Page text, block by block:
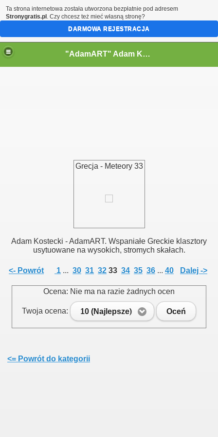
"AdamART" Adam Kostecki Bielsko-Biała - Krajobrazy
Grecja - Meteory 33
Adam Kostecki - AdamART. Wspaniałe Greckie klasztory
usytuowane na wysokich, stromych skałach.
<- Powrót 1 ... 30 31 32 33 34 35 36 ... 40 Dalej ->
Ocena: Nie ma na razie żadnych ocen
Twoja ocena: 10 (Najlepsze) Oceń
<= Powrót do kategorii
Ta strona internetowa została utworzona bezpłatnie pod adresem
Stronygratis.pl . Czy chcesz też mieć własną stronę?
DARMOWA REJESTRACJA